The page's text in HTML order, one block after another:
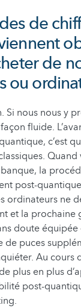
de
de
ou
Si nous nous y
fluide.
c’est
Quand
la
post-
ordinateurs ne
et la prochaine
doute équipée
de puces
Au cours
plus en plus
post-